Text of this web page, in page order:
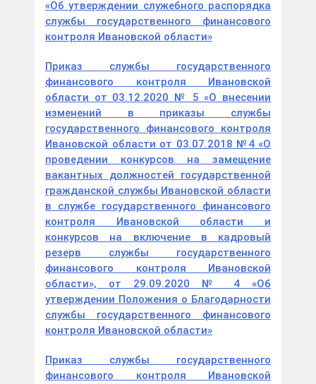
«Об утверждении служебного распорядка
службы государственного финансового
контроля Ивановской области»
Приказ службы государственного
финансового контроля Ивановской
области от 03.12.2020 № 5 «О внесении
изменений в приказы службы
государственного финансового контроля
Ивановской области от 03.07.2018 №4 «О
проведении конкурсов на замещение
вакантных должностей государственной
гражданской службы Ивановской области
в службе государственного финансового
контроля Ивановской области и
конкурсов на включение в кадровый
резерв службы государственного
финансового контроля Ивановской
области», от 29.09.2020 № 4 «Об
утверждении Положения о Благодарности
службы государственного финансового
контроля Ивановской области»
Приказ службы государственного
финансового контроля Ивановской